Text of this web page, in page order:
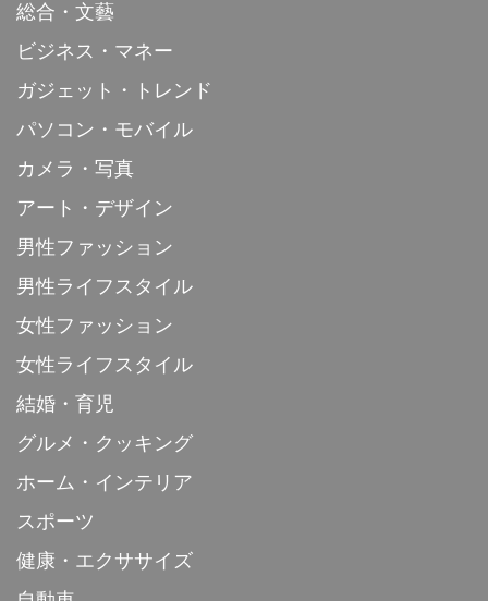
総合・文藝
ビジネス・マネー
ガジェット・トレンド
パソコン・モバイル
カメラ・写真
アート・デザイン
男性ファッション
男性ライフスタイル
女性ファッション
女性ライフスタイル
結婚・育児
グルメ・クッキング
ホーム・インテリア
スポーツ
健康・エクササイズ